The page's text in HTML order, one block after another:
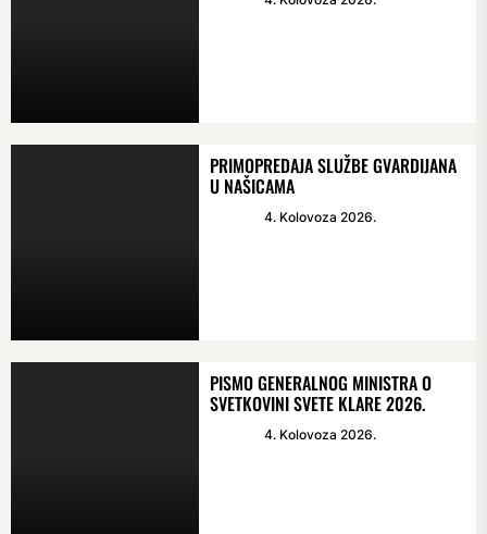
PRIMOPREDAJA SLUŽBE GVARDIJANA
U NAŠICAMA
4. Kolovoza 2026.
PISMO GENERALNOG MINISTRA O
SVETKOVINI SVETE KLARE 2026.
4. Kolovoza 2026.